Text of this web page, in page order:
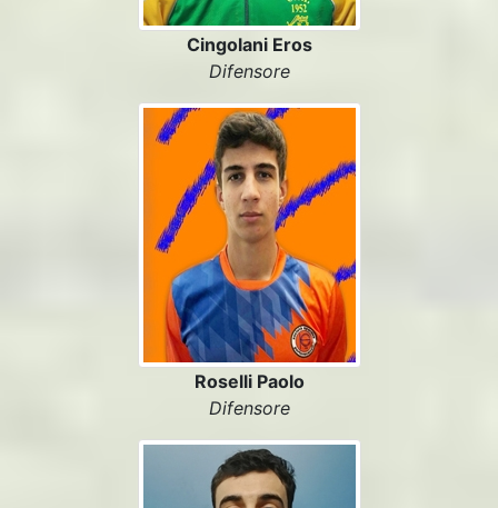
Cingolani Eros
Difensore
Roselli Paolo
Difensore